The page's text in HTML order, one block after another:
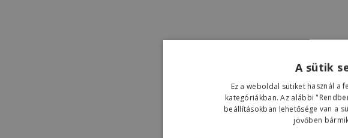
A sütik
Ez a weboldal sütiket használ a
kategóriákban. Az alábbi
beállításokban lehetősége van a
jövőben